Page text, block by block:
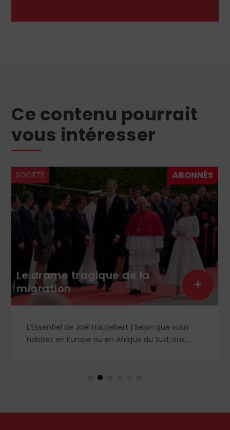
Ce contenu pourrait
vous intéresser
SOCIÉTÉ
Le drame tragique de la
migration
L’Essentiel de Joël Hautebert | Selon que vous
habitez en Europe ou en Afrique du Sud, aux
événements aux Pays-Bas ou en Irlande
comme l'a rappelé Léon XIV récemment.
+